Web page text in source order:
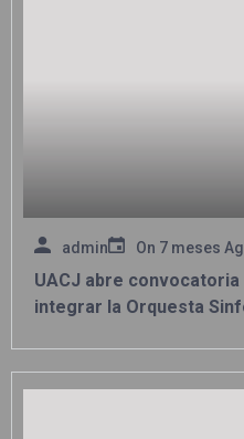
admin On 7 meses
UACJ abre
integrar la Orquesta